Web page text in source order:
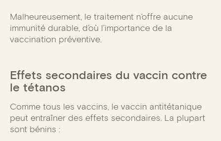
Malheureusement, le traitement n’offre aucune
immunité durable, d’où l’importance de la
vaccination préventive.
Effets secondaires du vaccin contre
le tétanos
Comme tous les vaccins, le vaccin antitétanique
peut entraîner des effets secondaires. La plupart
sont bénins :